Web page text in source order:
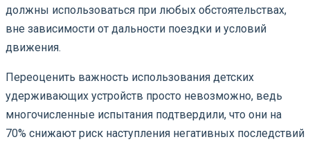
должны использоваться при любых обстоятельствах,
вне зависимости от дальности поездки и условий
движения.
Переоценить важность использования детских
удерживающих устройств просто невозможно, ведь
многочисленные испытания подтвердили, что они на
70% снижают риск наступления негативных последствий